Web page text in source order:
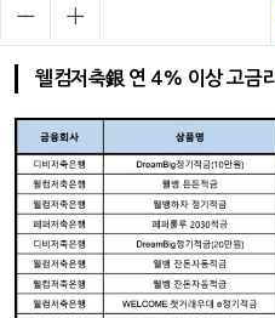
웰컴저축銀 연 4% 이상 고금